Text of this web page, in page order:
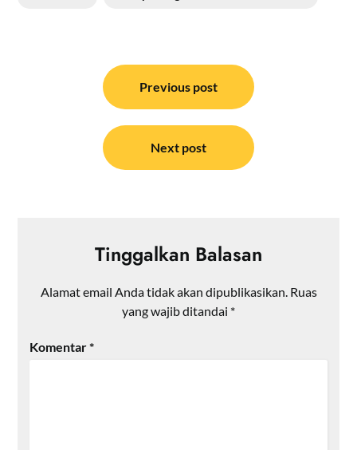
Previous post
Next post
Tinggalkan Balasan
Alamat email Anda tidak akan dipublikasikan. Ruas
yang wajib ditandai *
Komentar*